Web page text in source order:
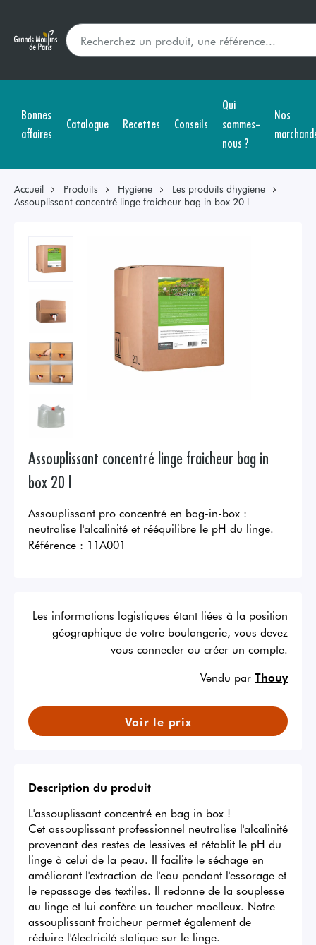
Bonnes
affaires
Catalogue Recettes Conseils
Qui
sommes-
nous ?
Nos
Accueil Produits Hygiene
Les produits dhygiene
Assouplissant concentré linge fraicheur bag in box 20 l
Assouplissant concentré linge fraicheur bag in
box 20 l
Assouplissant pro concentré en bag-in-box :
neutralise l'alcalinité et rééquilibre le pH du linge.
Référence : 11A001
Les informations logistiques étant liées à la position
géographique de votre boulangerie, vous devez
vous connecter ou créer un compte.
Vendu par Thouy
Voir le prix
Description du produit
L'assouplissant concentré en bag in box !
Cet assouplissant professionnel neutralise l'alcalinité
provenant des restes de lessives et rétablit le pH du
linge à celui de la peau. Il facilite le séchage en
améliorant l'extraction de l'eau pendant l'essorage et
le repassage des textiles. Il redonne de la souplesse
au linge et lui confère un toucher moelleux. Notre
assouplissant fraicheur permet également de
réduire l'électricité statique sur le linge.